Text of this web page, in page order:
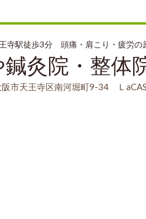
寺駅徒歩3分 頭痛・肩こり・疲労
灸院・整体
市天王寺区南河堀町9-34 Ｌ